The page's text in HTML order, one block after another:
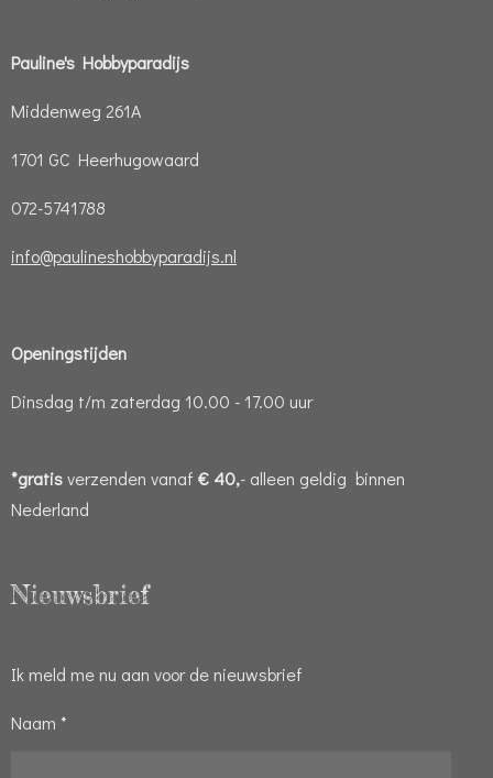
Pauline's Hobbyparadijs
Middenweg 261A
1701 GC Heerhugowaard
072-5741788
info@paulineshobbyparadijs.nl
Openingstijden
Dinsdag t/m zaterdag 10.00 - 17.00 uur
*gratisverzenden vanaf € 40,- alleen geldig binnen
Nederland
Nieuwsbrief
Ik meld me nu aan voor de nieuwsbrief
Naam *